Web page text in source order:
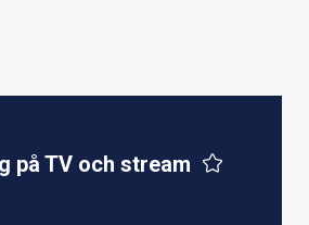
på TV och stream